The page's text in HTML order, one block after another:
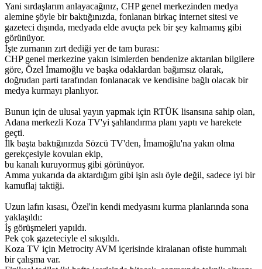
Yani sırdaşlarım anlayacağınız, CHP genel merkezinden medya
alemine şöyle bir baktığınızda, fonlanan birkaç internet sitesi ve
gazeteci dışında, medyada elde avuçta pek bir şey kalmamış gibi
görünüyor.
İşte zurnanın zırt dediği yer de tam burası:
CHP genel merkezine yakın isimlerden bendenize aktarılan bilgilere
göre, Özel İmamoğlu ve başka odaklardan bağımsız olarak,
doğrudan parti tarafından fonlanacak ve kendisine bağlı olacak bir
medya kurmayı planlıyor.
Bunun için de ulusal yayın yapmak için RTÜK lisansına sahip olan,
Adana merkezli Koza TV'yi şahlandırma planı yaptı ve harekete
geçti.
İlk başta baktığınızda Sözcü TV'den, İmamoğlu'na yakın olma
gerekçesiyle kovulan ekip,
bu kanalı kuruyormuş gibi görünüyor.
Amma yukarıda da aktardığım gibi işin aslı öyle değil, sadece iyi bir
kamuflaj taktiği.
Uzun lafın kısası, Özel'in kendi medyasını kurma planlarında sona
yaklaşıldı:
İş görüşmeleri yapıldı.
Pek çok gazeteciyle el sıkışıldı.
Koza TV için Metrocity AVM içerisinde kiralanan ofiste hummalı
bir çalışma var.